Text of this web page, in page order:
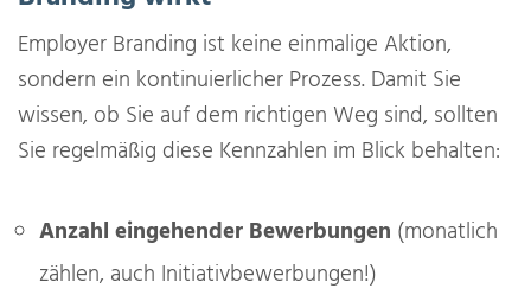
Employer Branding ist keine einmalige Aktion,
sondern ein kontinuierlicher Prozess. Damit Sie
wissen, ob Sie auf dem richtigen Weg sind, sollten
Sie regelmäßig diese Kennzahlen im Blick behalten:
Anzahl eingehender Bewerbungen (monatlich
zählen, auch Initiativbewerbungen!)